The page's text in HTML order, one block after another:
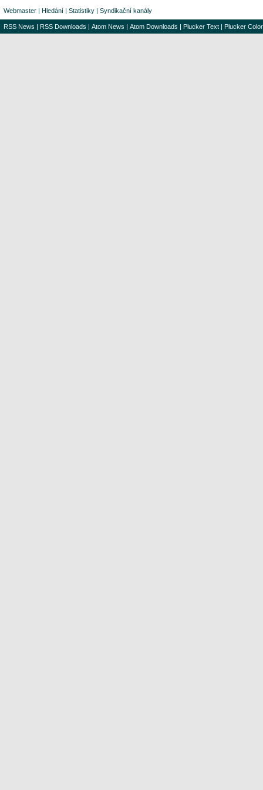
Webmaster | Hledání | Statistiky | Syndikační kanály
RSS News | RSS Downloads | Atom News | Atom Downloads | Plucker Text | Plucker Color